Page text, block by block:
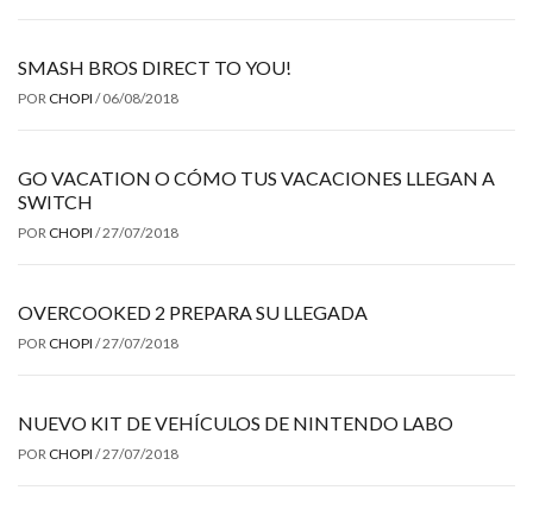
SMASH BROS DIRECT TO YOU!
POR CHOPI / 06/08/2018
GO VACATION O CÓMO TUS VACACIONES LLEGAN A
SWITCH
POR CHOPI /27/07/2018
OVERCOOKED 2 PREPARA SU LLEGADA
POR CHOPI /27/07/2018
NUEVO KIT DE VEHÍCULOS DE NINTENDO LABO
POR CHOPI /27/07/2018